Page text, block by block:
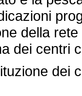
della
dei centri
dei